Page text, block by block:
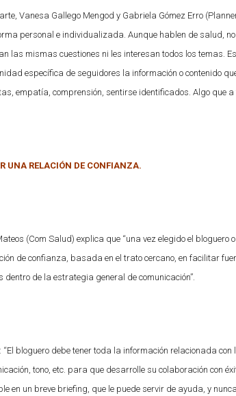
Vanesa Gallego Mengod y Gabriela Gómez Erro
personal e individualizada. Aunque hablen de salud,
las mismas cuestiones ni les interesan todos los temas.
específica de seguidores la información o contenido
empatía, comprensión, sentirse identificados. Algo que a
UNA RELACIÓN DE CONFIANZA.
(Com Salud) explica que “una vez elegido el
de confianza, basada en el trato cercano, en facilitar
dentro de la estrategia general de comunicación”.
“El bloguero debe tener toda la información relacionada
tono, etc. para que desarrolle su colaboración con
en un breve briefing, que le puede servir de ayuda, y